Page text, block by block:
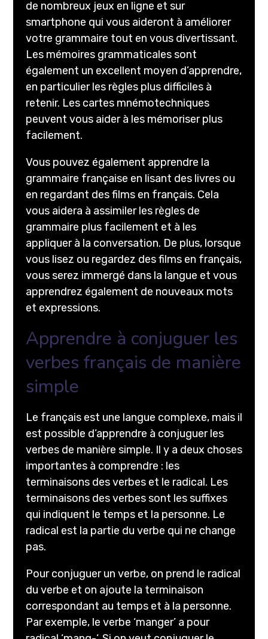
de nombreux jeux en ligne et sur
smartphone qui vous aideront à améliorer
votre grammaire tout en vous divertissant.
Les mémoires grammaticales sont
également un excellent moyen d’apprendre,
en particulier les règles plus difficiles à
retenir. Les cartes mnémotechniques
peuvent vous aider à les mémoriser plus
facilement.
Vous pouvez également apprendre la
grammaire française en lisant des livres ou
en regardant des films en français. Cela
vous aidera à assimiler les règles de
grammaire plus facilement et à les
appliquer à la conversation. De plus, lorsque
vous lisez ou regardez des films en français,
vous serez immergé dans la langue et vous
apprendrez également de nouveaux mots
et expressions.
Apprendre à conjuguer les
verbes français de manière
simple
Le français est une langue complexe, mais il
est possible d’apprendre à conjuguer les
verbes de manière simple. Il y a deux choses
importantes à comprendre : les
terminaisons des verbes et le radical. Les
terminaisons des verbes sont les suffixes
qui indiquent le temps et la personne. Le
radical est la partie du verbe qui ne change
pas.
Pour conjuguer un verbe, on prend le radical
du verbe et on ajoute la terminaison
correspondant au temps et à la personne.
Par exemple, le verbe ‘manger’ a pour